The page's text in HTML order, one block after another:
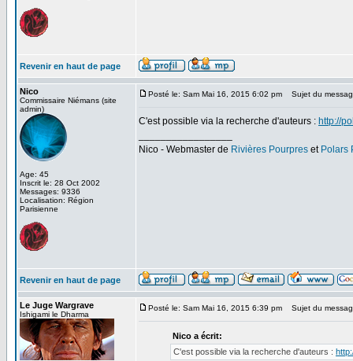
Revenir en haut de page
Nico
Commissaire Niémans (site
admin)
Age: 45
Inscrit le: 28 Oct 2002
Messages: 9336
Localisation: Région
Parisienne
Posté le: Sam Mai 16, 2015 6:02 pm Sujet du
C'est possible via la recherche d'auteurs : http://
Nico - Webmaster de Rivières Pourpres et Polars
Revenir en haut de page
Le Juge Wargrave
Ishigami le Dharma
Posté le: Sam Mai 16, 2015 6:39 pm Sujet du
Nico a écrit:
C'est possible via la recherche d'auteurs :